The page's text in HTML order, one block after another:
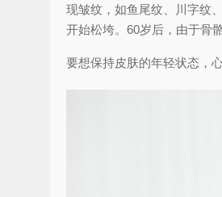
现皱纹，如鱼尾纹、川字纹
开始松垮。60岁后，由于骨
要想保持皮肤的年轻状态，